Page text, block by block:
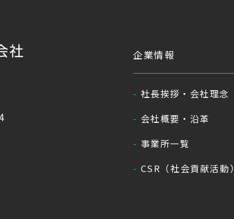
企業情報
社長挨拶・会社理念
会社概要・沿革
事業所一覧
CSR（社会貢献活動）